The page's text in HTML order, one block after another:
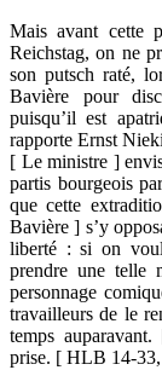
Mais avant cette
Reichstag, on ne
son putsch raté,
Bavière pour
puisqu’il est
rapporte Ernst
[ Le ministre ]
partis bourgeois
que cette
Bavière ] s’y
liberté : si on
prendre une telle
personnage
travailleurs de le
temps
prise. [ HLB 14-